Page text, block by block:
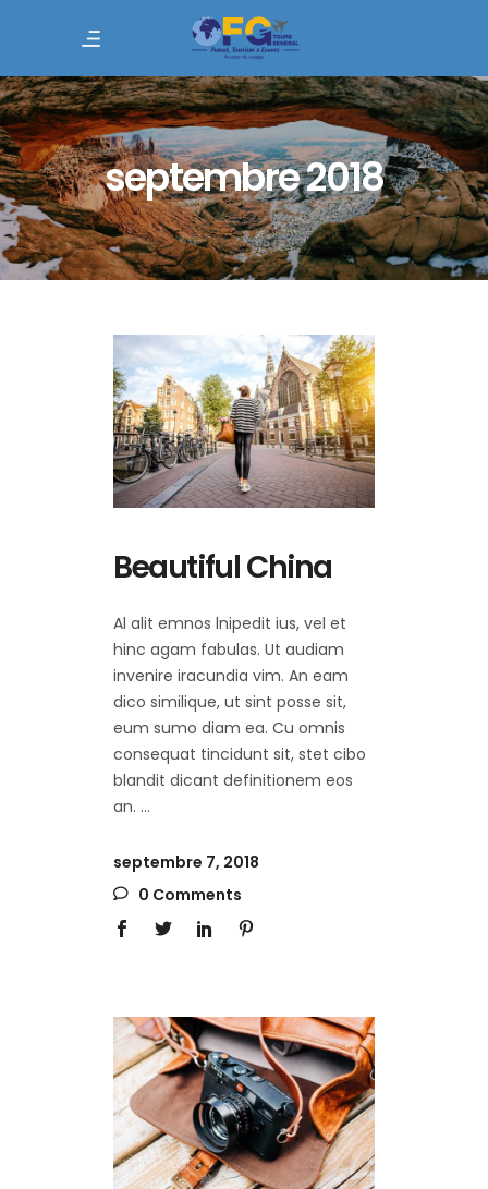
septembre 2018
Beautiful China
Al alit emnos lnipedit ius, vel et
hinc agam fabulas. Ut audiam
invenire iracundia vim. An eam
dico similique, ut sint posse sit,
eum sumo diam ea. Cu omnis
consequat tincidunt sit, stet cibo
blandit dicant definitionem eos
an.
septembre 7, 2018
0 Comments